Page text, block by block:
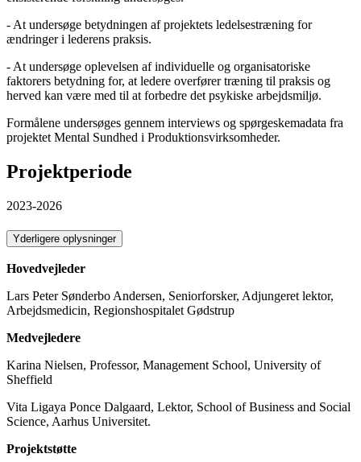
- At undersøge betydningen af projektets ledelsestræning for
ændringer i lederens praksis.
- At undersøge oplevelsen af individuelle og organisatoriske
faktorers betydning for, at ledere overfører træning til praksis og
herved kan være med til at forbedre det psykiske arbejdsmiljø.
Formålene undersøges gennem interviews og spørgeskemadata fra
projektet Mental Sundhed i Produktionsvirksomheder.
Projektperiode
2023-2026
Yderligere oplysninger
Hovedvejleder
Lars Peter Sønderbo Andersen, Seniorforsker, Adjungeret lektor,
Arbejdsmedicin, Regionshospitalet Gødstrup
Medvejledere
Karina Nielsen, Professor, Management School, University of
Sheffield
Vita Ligaya Ponce Dalgaard, Lektor, School of Business and Social
Science, Aarhus Universitet.
Projektstøtte